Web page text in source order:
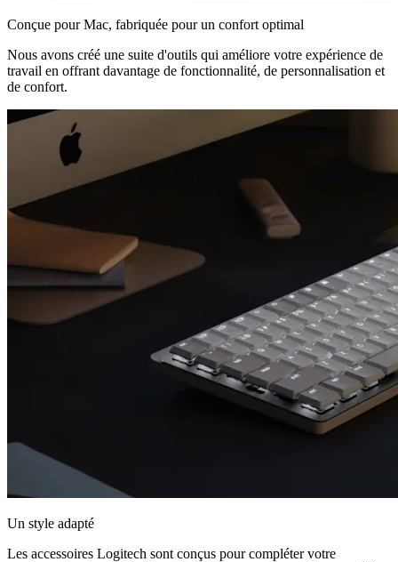
Conçue pour Mac, fabriquée pour un confort optimal
Nous avons créé une suite d'outils qui améliore votre expérience de
travail en offrant davantage de fonctionnalité, de personnalisation et
de confort.
Un style adapté
Les accessoires Logitech sont conçus pour compléter votre